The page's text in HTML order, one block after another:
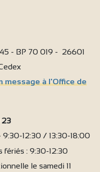
- BP 70 019 - 26601
message à l'Office de
23
9:30-12:30 / 13:30-18:00
fériés : 9:30-12:30
le samedi 11